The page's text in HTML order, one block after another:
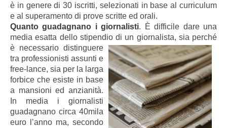
è in genere di 30 iscritti, selezionati in base al curriculum
e al superamento di prove scritte ed orali.
Quanto guadagnano i giornalisti. È difficile dare una
media esatta dello stipendio di un giornalista, sia perché
è necessario distinguere
tra professionisti assunti e
free-lance, sia per la larga
forbice che esiste in base
a mansioni ed anzianità.
In media i giornalisti
guadagnano circa 40mila
euro l’anno ma, secondo